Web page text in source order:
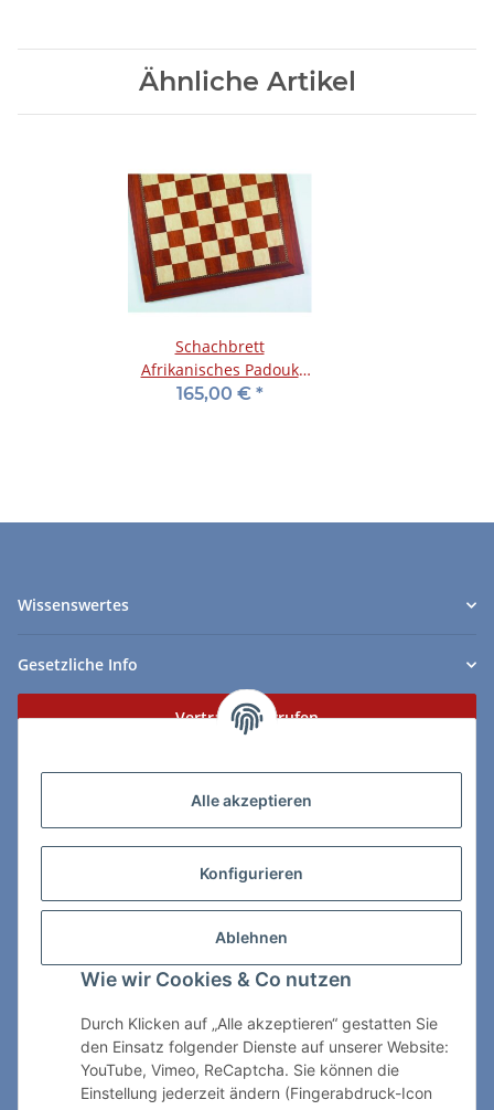
Alle akzeptieren
Konfigurieren
Ablehnen
Wie wir Cookies & Co nutzen
Durch Klicken auf „Alle akzeptieren“ gestatten Sie
den Einsatz folgender Dienste auf unserer Website:
YouTube, Vimeo, ReCaptcha. Sie können die
Einstellung jederzeit ändern (Fingerabdruck-Icon
Ähnliche Artikel
Schachbrett
Afrikanisches Padouk
(Korallenholz) und Esche
165,00 € *
Wissenswertes
Gesetzliche Info
Vertrag widerrufen
ChessWare Schachversand
89264 Weissenhorn
Telefon: 0 7309 / 7999
shop@chessware.de